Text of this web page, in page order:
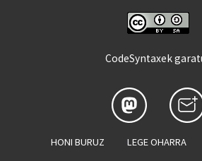
CodeSyntaxek
HONI BURUZ LEGE OHARRA